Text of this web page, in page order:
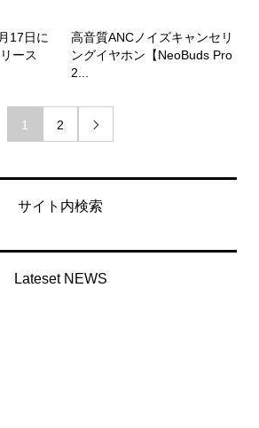
17日に
ース
高音質ANCノイズキャンセリ
ングイヤホン【NeoBuds Pro
2...
1 2 
サイト内検索
Lateset NEWS